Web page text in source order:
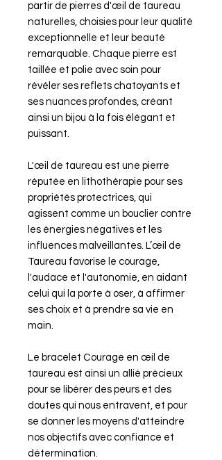
partir de pierres d'œil de taureau
naturelles, choisies pour leur qualité
exceptionnelle et leur beauté
remarquable. Chaque pierre est
taillée et polie avec soin pour
révéler ses reflets chatoyants et
ses nuances profondes, créant
ainsi un bijou à la fois élégant et
puissant.
L'œil de taureau est une pierre
réputée en lithothérapie pour ses
propriétés protectrices, qui
agissent comme un bouclier contre
les énergies négatives et les
influences malveillantes. L’œil de
Taureau favorise le courage,
l'audace et l'autonomie, en aidant
celui qui la porte à oser, à affirmer
ses choix et à prendre sa vie en
main.
Le bracelet Courage en œil de
taureau est ainsi un allié précieux
pour se libérer des peurs et des
doutes qui nous entravent, et pour
se donner les moyens d'atteindre
nos objectifs avec confiance et
détermination.